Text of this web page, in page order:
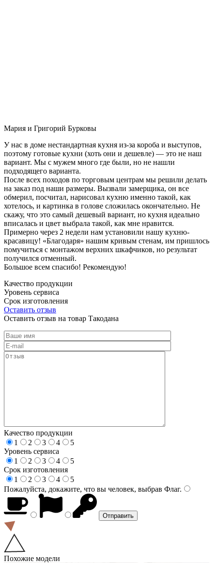
Мария и Григорий Бурковы
У нас в доме нестандартная кухня из-за короба и выступов,
поэтому готовые кухни (хоть они и дешевле) — это не наш
вариант. Мы с мужем много где были, но не нашли
подходящего варианта.
После всех походов по торговым центрам мы решили делать
на заказ под наши размеры. Вызвали замерщика, он все
обмерил, посчитал, нарисовал кухню именно такой, как
хотелось, и картинка в голове сложилась окончательно. Не
скажу, что это самый дешевый вариант, но кухня идеально
вписалась и цвет выбрала такой, как мне нравится.
Примерно через 2 недели нам установили нашу кухню-
красавицу! «Благодаря» нашим кривым стенам, им пришлось
помучиться с монтажом верхних шкафчиков, но результат
получился отменный.
Большое всем спасибо! Рекомендую!
Качество продукции
Уровень сервиса
Срок изготовления
Оставить отзыв
Оставить отзыв на товар Такодана
Качество продукции
1
2 3 4
5
Уровень сервиса
1
2 3 4
5
Срок изготовления
1
2 3 4
5
Пожалуйста, докажите, что вы человек, выбрав Флаг.
Похожие модели